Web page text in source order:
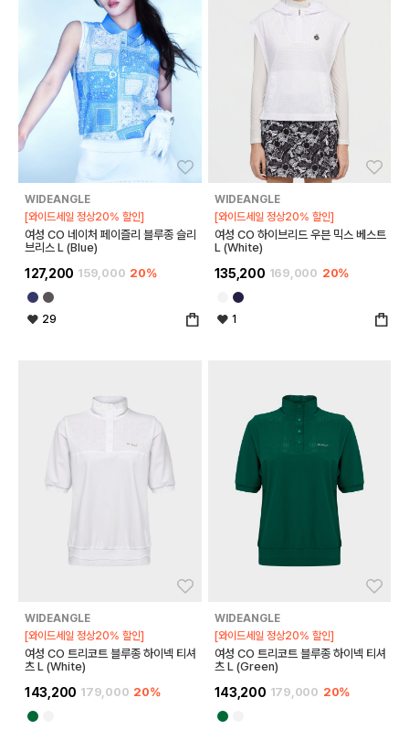
WIDEANGLE
[와이드세일 정상20% 할인]
여성 CO 네이처 페이즐리 블루종 슬리
브리스 L (Blue)
127,200 159,000 20%
29
WIDEANGLE
[와이드세일 정상20% 할인]
여성 CO 하이브리드 우븐 믹스 베스트
L (White)
135,200 169,000 20%
1
WIDEANGLE
[와이드세일 정상20% 할인]
여성 CO 트리코트 블루종 하이넥 티셔
츠 L (White)
143,200 179,000 20%
WIDEANGLE
[와이드세일 정상20% 할인]
여성 CO 트리코트 블루종 하이넥 티셔
츠 L (Green)
143,200 179,000 20%